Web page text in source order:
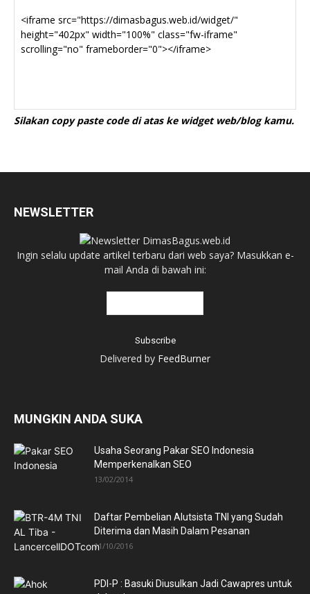
Silakan copy paste code di atas ke widget web/blog kamu.
NEWSLETTER
Ingin selalu update artikel terbaru dari web saya? Masukkan e-
mail Anda di bawah ini:
Delivered by FeedBurner
MUNGKIN ANDA SUKA
Usaha Seorang Pakar SEO Indonesia
Memperkenalkan SEO
13/02/2014
Daftar Pembelian Alutsista TNI yang Sudah
Diterima dan Masih Dalam Pesanan
11/10/2016
PDI-P : Basuki Diusulkan Jadi Cawapres untuk